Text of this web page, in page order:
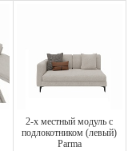
2-х местный модуль с
подлокотником (левый)
Parma